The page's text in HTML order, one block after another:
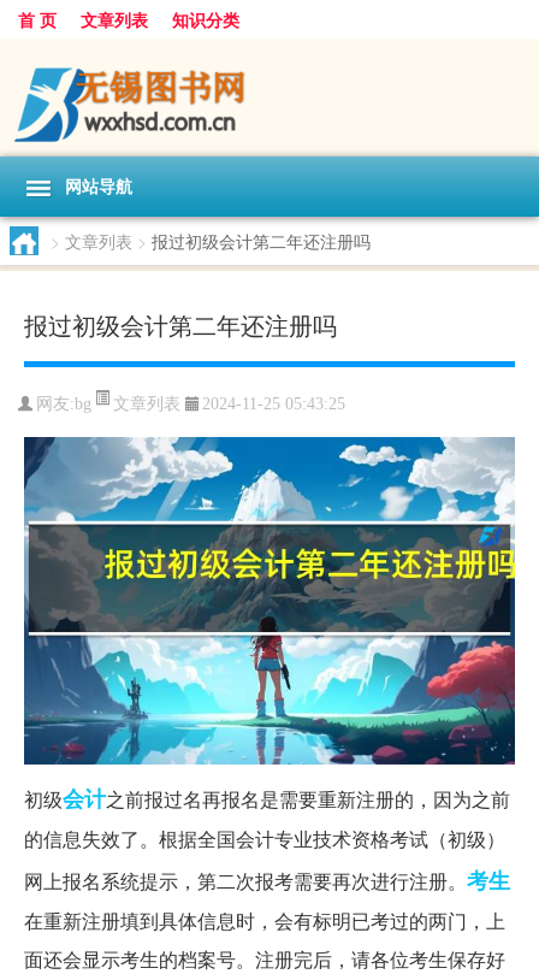
首 页 文章列表 知识分类
网站导航
> 文章列表 > 报过初级会计第二年还注册吗
报过初级会计第二年还注册吗
网友:bg 文章列表 2024-11-25 05:43:25
初级会计之前报过名再报名是需要重新注册的，因为之前
的信息失效了。根据全国会计专业技术资格考试（初级）
网上报名系统提示，第二次报考需要再次进行注册。 考生
在重新注册填到具体信息时，会有标明已考过的两门，上
面还会显示考生的档案号。注册完后，请各位考生保存好